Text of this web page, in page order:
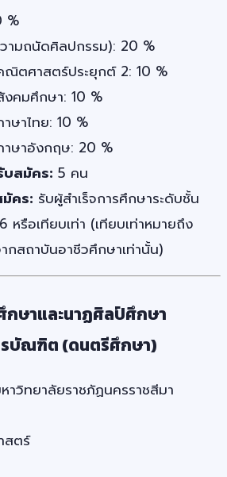
%
ามถนัดศิลปกรรม): 20 %
ณิตศาสตร์ประยุกต์ 2: 10 %
คมศึกษา: 10 %
ษาไทย: 10 %
ษาอังกฤษ: 20 %
บสมัคร: 5 คน
มัคร: รับผู้สำเร็จการศึกษาระดับชั้น
รือเทียบเท่า (เทียบเท่าหมายถึง
กสถาบันอาชีวศึกษาเท่านั้น)
ษาและนาฏศิลป์ศึกษา
บัณฑิต (ดนตรีศึกษา)
าวิทยาลัยราชภัฏนครราชสีมา
สตร์